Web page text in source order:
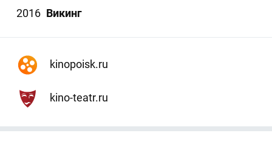
2016 Викинг
kinopoisk.ru
kino-teatr.ru